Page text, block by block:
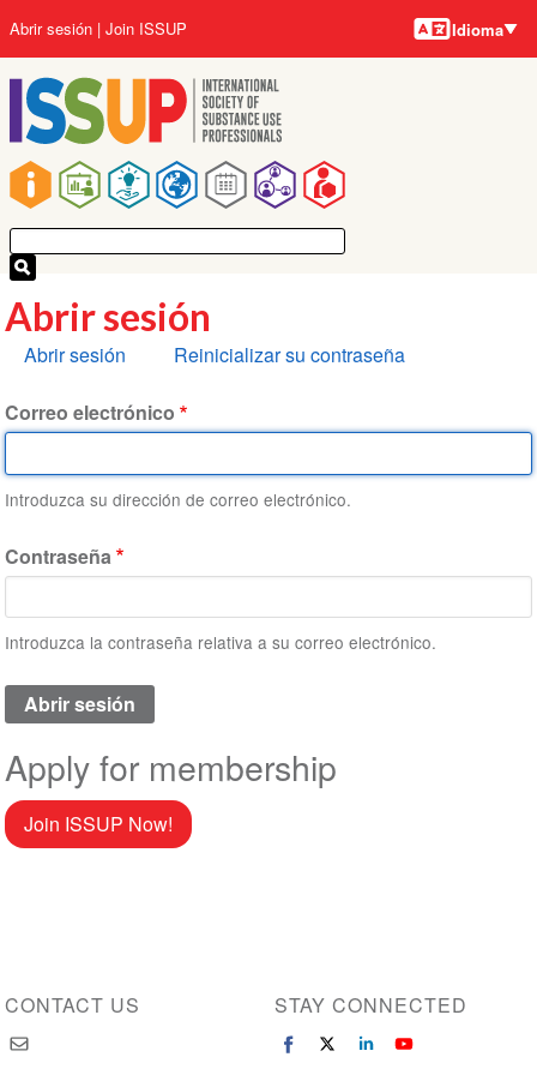
al
contenido
principal
Main
navigation
User
account
menu
Abrir sesión Join ISSUP Idiomas
Idioma
Abrir sesión
Solapas
Abrir sesión Reinicializar su contraseña
Correo electrónico
Introduzca su dirección de correo electrónico.
Contraseña
Introduzca la contraseña relativa a su correo electrónico.
Apply for membership
Join ISSUP Now!
CONTACT US STAY CONNECTED